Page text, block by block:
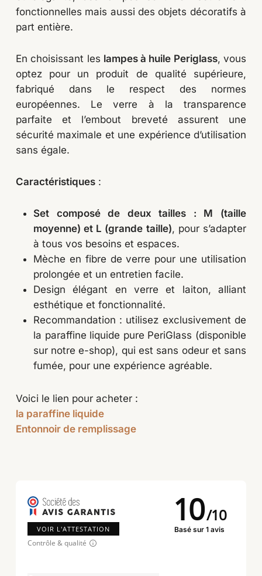
fonctionnelles mais aussi des objets décoratifs à
part entière.
En choisissant les lampes à huile Periglass, vous
optez pour un produit de qualité supérieure,
fabriqué dans le respect des normes
européennes. Le verre à la transparence
parfaite et l’embout breveté assurent une
sécurité maximale et une expérience d’utilisation
sans égale.
Caractéristiques:
Set composé de deux tailles : M (taille
moyenne) et L (grande taille), pour s’adapter
à tous vos besoins et espaces.
Mèche en fibre de verre pour une utilisation
prolongée et un entretien facile.
Design élégant en verre et laiton, alliant
esthétique et fonctionnalité.
Recommandation : utilisez exclusivement de
la paraffine liquide pure PeriGlass (disponible
sur notre e-shop), qui est sans odeur et sans
fumée, pour une expérience agréable.
Voici le lien pour acheter :
la paraffine liquide
Entonnoir de remplissage
VOIR L'ATTESTATION
Contrôle & qualité
10/10
Basé sur 1 avis